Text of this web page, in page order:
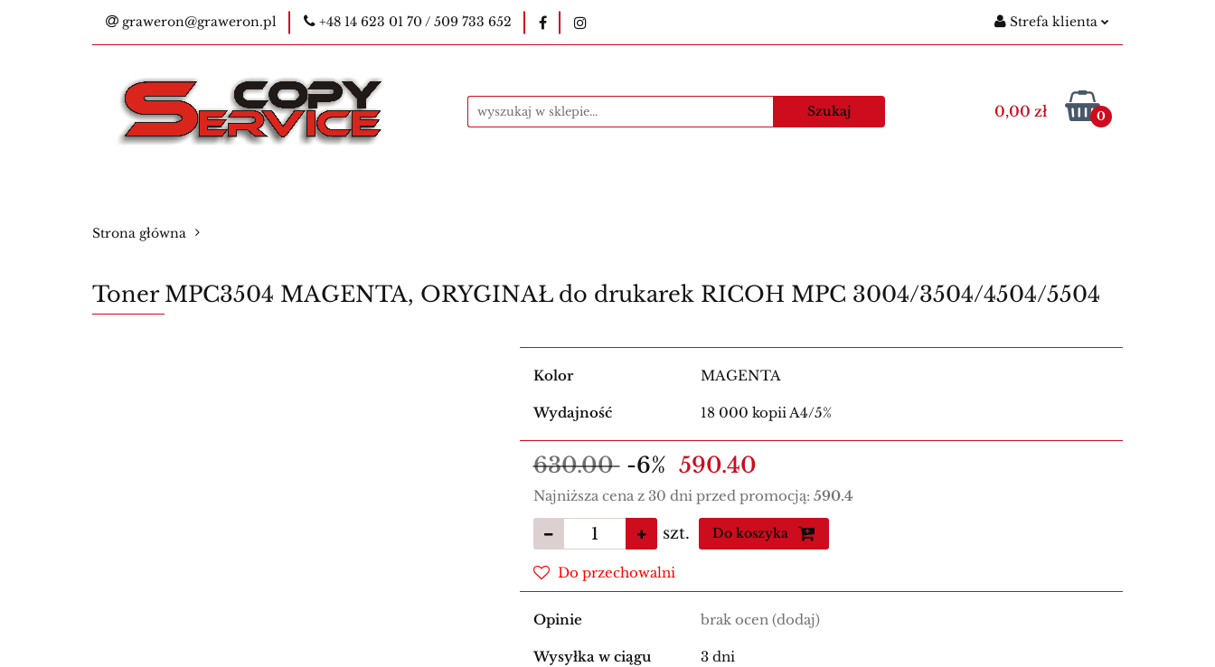
graweron@graweron.pl +48 14 623 01 70 / 509 733 652 Strefa klienta
Zarejestruj się
Dodaj zgłoszenie
0,00 zł 0
Materiały eksploatacyjne
Kontakt Kserokopiarki Pieczątki
E-legitymacje nauczycielskie Kawa Materiały eksploatacyjne Nowości
Strona główna
Toner MPC3504 MAGENTA, ORYGINAŁ do drukarek RICOH MPC 3004/3504/4504/5504
Kolor MAGENTA
Wydajność 18 000 kopii A4/5%
630.00 -6% 590.40
Najniższa cena z 30 dni przed promocją: 590.4
szt. Do koszyka
Do przechowalni
Opinie brak ocen (dodaj)
Wysyłka w ciągu 3 dni